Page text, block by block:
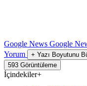
Google News Google
Yorum
+ Yazı Boyutunu
593 Görüntüleme
İçindekiler+